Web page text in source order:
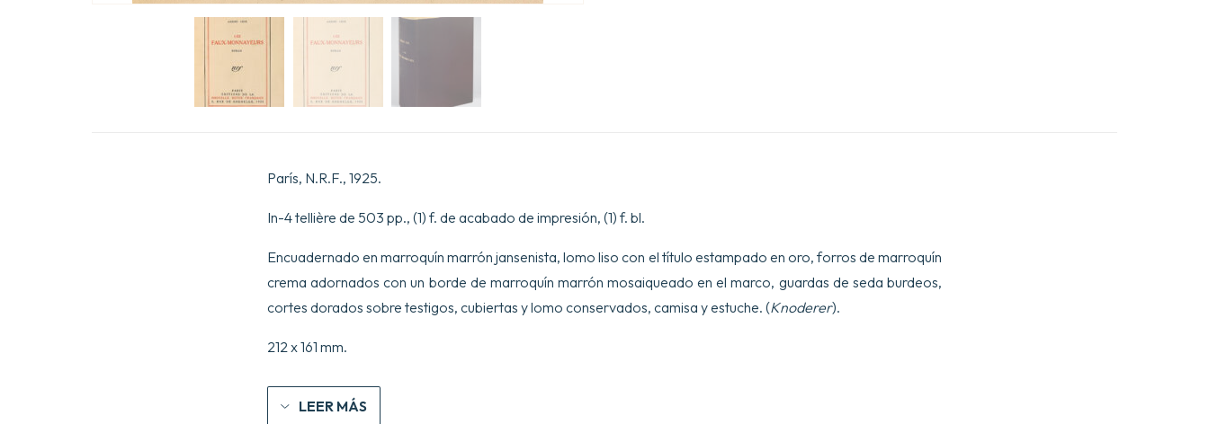
París, N.R.F., 1925.
In-4 tellière de 503 pp., (1) f. de acabado de impresión, (1) f. bl.
Encuadernado en marroquín marrón jansenista, lomo liso con el título estampado en oro, forros de marroquín
crema adornados con un borde de marroquín marrón mosaiqueado en el marco, guardas de seda burdeos,
cortes dorados sobre testigos, cubiertas y lomo conservados, camisa y estuche. (Knoderer).
212 x 161 mm.
LEER MÁS